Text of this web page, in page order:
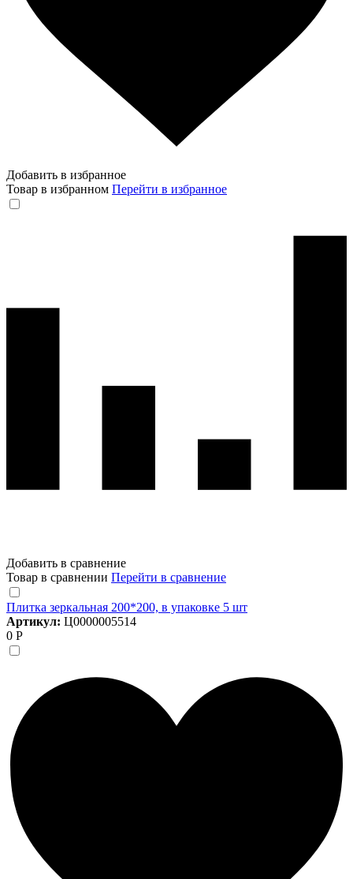
Добавить в избранное
Товар в избранном Перейти в избранное
Добавить в сравнение
Товар в сравнении Перейти в сравнение
Плитка зеркальная 200*200, в упаковке 5 шт
Артикул: Ц0000005514
0 Р